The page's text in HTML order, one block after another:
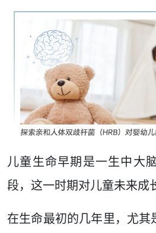
儿童生命早期是一生中大
段，这一时期对儿童未来成
在生命最初的几年里，尤其